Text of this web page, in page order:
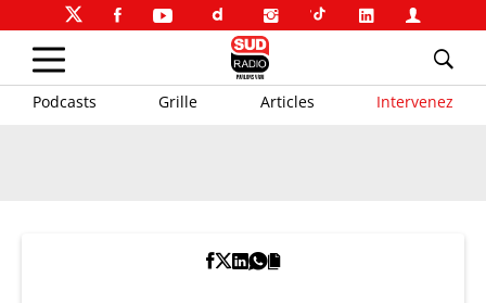
Podcasts Grille Articles Intervenez